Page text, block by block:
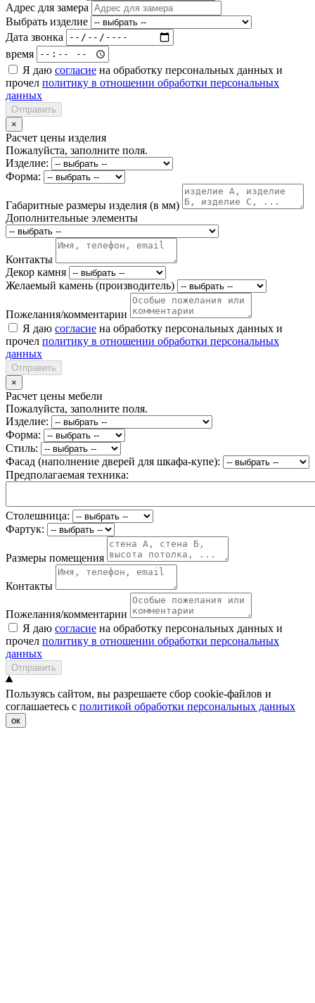
Адрес для замера
Выбрать изделие
Дата звонка
время
Я даю согласие на обработку персональных данных и
прочел политику в отношении обработки персональных
данных
Отправить
×
Расчет цены изделия
Пожалуйста, заполните поля.
Изделие:
Форма:
Габаритные размеры изделия (в мм)
Дополнительные элементы
Контакты
Декор камня
Желаемый камень (производитель)
Пожелания/комментарии
Я даю согласие на обработку персональных данных и
прочел политику в отношении обработки персональных
данных
Отправить
×
Расчет цены мебели
Пожалуйста, заполните поля.
Изделие:
Форма:
Стиль:
Фасад (наполнение дверей для шкафа-купе):
Предполагаемая техника:
Столешница:
Фартук:
Размеры помещения
Контакты
Пожелания/комментарии
Я даю согласие на обработку персональных данных и
прочел политику в отношении обработки персональных
данных
Отправить
Пользуясь сайтом, вы разрешаете сбор cookie-файлов и
соглашаетесь с политикой обработки персональных данных
ок